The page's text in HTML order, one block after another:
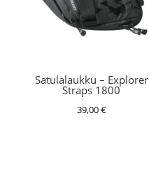
Satulalaukku – Explorer
Straps 1800
39,00€